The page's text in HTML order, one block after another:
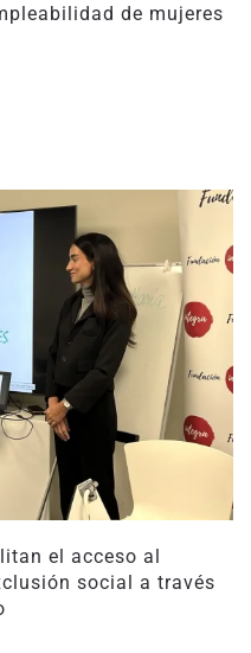
de mujeres
el acceso al
social a través